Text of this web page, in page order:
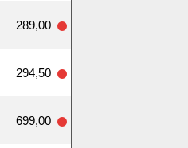
289,00
294,50
699,00